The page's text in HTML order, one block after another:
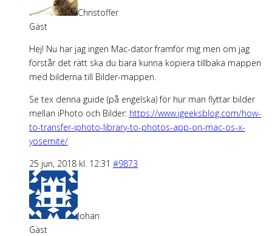
Christoffer
Gäst
Hej! Nu har jag ingen Mac-dator framför mig men om jag
förstår det rätt ska du bara kunna kopiera tillbaka mappen
med bilderna till Bilder-mappen.
Se tex denna guide (på engelska) för hur man flyttar bilder
mellan iPhoto och Bilder: https://www.igeeksblog.com/how-
to-transfer-iphoto-library-to-photos-app-on-mac-os-x-
yosemite/
25 jun, 2018 kl. 12:31 #9873
Johan
Gäst